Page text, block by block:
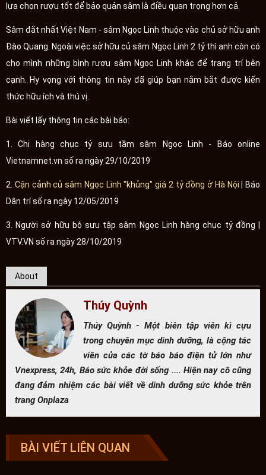
lựa chọn rượu tốt để bảo quản sâm là điều quan trọng hơn cả.
Sâm đắt nhất Việt Nam - sâm Ngọc Linh thuộc vào chủ sở hữu anh
Đào Quang. Ngoài việc sở hữu củ sâm Ngọc Linh 2 tỷ thì anh còn có
cho mình những bình rượu sâm Ngọc Linh khác để trang trí bên
cạnh. Hy vọng với thông tin này đã giúp bạn nắm bắt được kiến
thức hữu ích và thú vị.
Bài viết lấy thông tin các bài báo:
1. Chi hàng chục tỷ sưu tầm sâm Ngọc Linh - Báo online
Vietnamnet.vn số ra ngày 29/10/2019
2. Cận cảnh củ sâm Ngọc Linh "khủng" giá 2 tỷ đồng ở Hà Nội
| Báo
Dân trí số ra ngày 12/05/2019
3. Người sở hữu bộ sưu tập sâm Ngọc Linh hàng chục tỷ đồng |
VTV.VN số ra ngày 28/10/2019
About
Thúy Quỳnh
Thúy Quỳnh - Một biên tập viên kì cựu
trong chuyên mục dinh dưỡng, là cộng tác
viên của các tờ báo báo điện tử lớn như
Vnexpress, 24h, Báo sức khỏe đời sống .... Hiện nay cô cũng
đang đảm nhiệm các bài viết về dinh dưỡng sức khỏe trên
trang Onplaza
BÀI VIẾT LIÊN QUAN